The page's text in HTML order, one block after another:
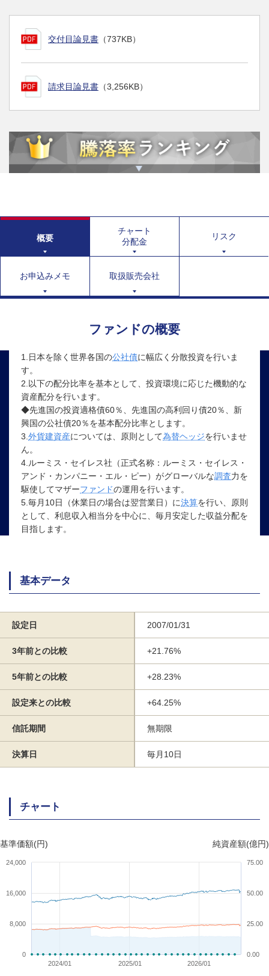
交付目論見書 （737KB）
請求目論見書 （3,256KB）
概要
チャート
分配金
リスク
お申込みメモ 取扱販売会社
ファンドの概要
1.日本を除く世界各国の公社債に幅広く分散投資を行いま
す。
2.以下の配分比率を基本として、投資環境に応じた機動的な
資産配分を行います。
◆先進国の投資適格債60％、先進国の高利回り債20％、新
興国の公社債20％を基本配分比率とします。
3.外貨建資産については、原則として為替ヘッジを行いませ
ん。
4.ルーミス・セイレス社（正式名称：ルーミス・セイレス・
アンド・カンパニー・エル・ピー）がグローバルな調査力を
駆使してマザーファンドの運用を行います。
5.毎月10日（休業日の場合は翌営業日）に決算を行い、原則
として、利息収入相当分を中心に、毎月安定した収益分配を
目指します。
基本データ
設定日 2007/01/31
3年前との比較 +21.76%
5年前との比較 +28.23%
設定来との比較 +64.25%
信託期間 無期限
決算日 毎月10日
チャート
基準価額(円) 純資産額(億円)
2024/01 2025/01 2026/01
0
8,000
16,000
24,000
0.00
25.00
50.00
75.00